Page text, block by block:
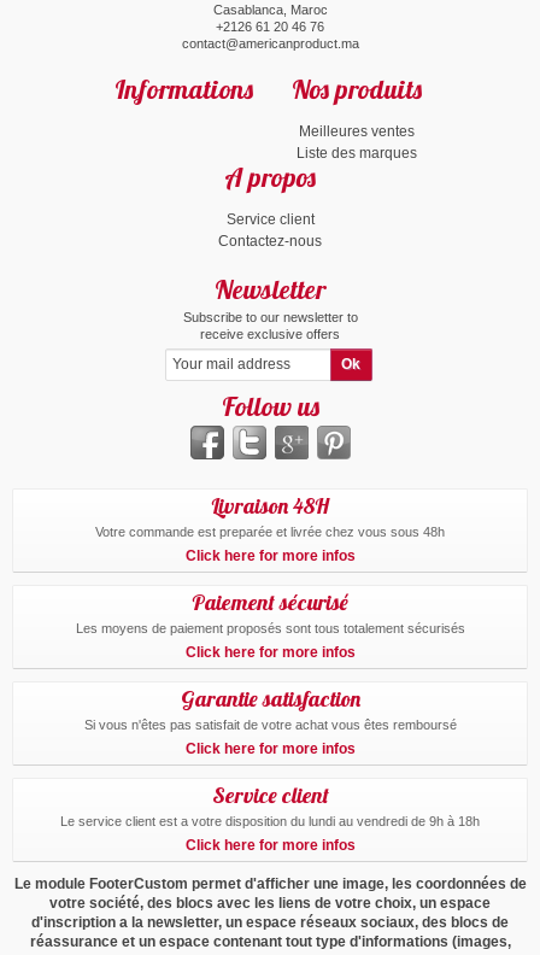
Casablanca, Maroc
+2126 61 20 46 76
contact@americanproduct.ma
Informations Nos produits
Meilleures ventes
Liste des marques
A propos
Service client
Contactez-nous
Newsletter
Subscribe to our newsletter to
receive exclusive offers
Follow us
Livraison 48H
Votre commande est preparée et livrée chez vous sous 48h
Click here for more infos
Paiement sécurisé
Les moyens de paiement proposés sont tous totalement sécurisés
Click here for more infos
Garantie satisfaction
Si vous n'êtes pas satisfait de votre achat vous êtes remboursé
Click here for more infos
Service client
Le service client est a votre disposition du lundi au vendredi de 9h à 18h
Click here for more infos
Le module FooterCustom permet d'afficher une image, les coordonnées de
votre société, des blocs avec les liens de votre choix, un espace
d'inscription a la newsletter, un espace réseaux sociaux, des blocs de
réassurance et un espace contenant tout type d'informations (images,